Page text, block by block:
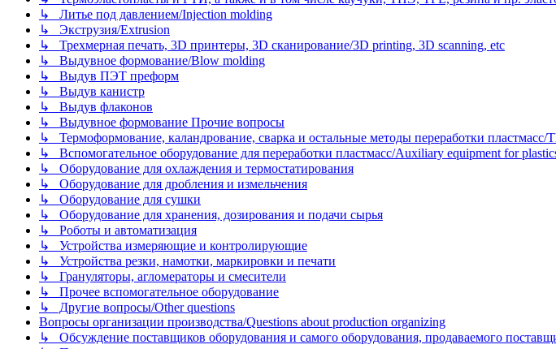
↳ Литье под давлением/Injection molding
↳ Экструзия/Extrusion
↳ Трехмерная печать, 3D принтеры, 3D сканирование/3D printing, 3D scanning, etc
↳ Выдувное формование/Blow molding
↳ Выдув ПЭТ преформ
↳ Выдув канистр
↳ Выдув флаконов
↳ Выдувное формование Прочие вопросы
↳ Термоформование, каландрование, сварка и остальные методы переработки пластмасс/
↳ Вспомогательное оборудование для переработки пластмасс/Auxiliary equipment for
↳ Оборудование для охлаждения и термостатирования
↳ Оборудование для дробления и измельчения
↳ Оборудование для сушки
↳ Оборудование для хранения, дозирования и подачи сырья
↳ Роботы и автоматизация
↳ Устройства измеряющие и контролирующие
↳ Устройства резки, намотки, маркировки и печати
↳ Грануляторы, агломераторы и смесители
↳ Прочее вспомогательное оборудование
↳ Другие вопросы/Other questions
Вопросы организации производства/Questions about production organizing
↳ Обсуждение поставщиков оборудования и самого оборудования, продаваемого